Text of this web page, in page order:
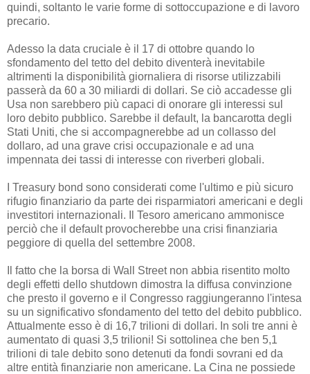
quindi, soltanto le varie forme di sottoccupazione e di lavoro
precario.
Adesso la data cruciale è il 17 di ottobre quando lo
sfondamento del tetto del debito diventerà inevitabile
altrimenti la disponibilità giornaliera di risorse utilizzabili
passerà da 60 a 30 miliardi di dollari. Se ciò accadesse gli
Usa non sarebbero più capaci di onorare gli interessi sul
loro debito pubblico. Sarebbe il default, la bancarotta degli
Stati Uniti, che si accompagnerebbe ad un collasso del
dollaro, ad una grave crisi occupazionale e ad una
impennata dei tassi di interesse con riverberi globali.
I Treasury bond sono considerati come l'ultimo e più sicuro
rifugio finanziario da parte dei risparmiatori americani e degli
investitori internazionali. Il Tesoro americano ammonisce
perciò che il default provocherebbe una crisi finanziaria
peggiore di quella del settembre 2008.
Il fatto che la borsa di Wall Street non abbia risentito molto
degli effetti dello shutdown dimostra la diffusa convinzione
che presto il governo e il Congresso raggiungeranno l'intesa
su un significativo sfondamento del tetto del debito pubblico.
Attualmente esso è di 16,7 trilioni di dollari. In soli tre anni è
aumentato di quasi 3,5 trilioni! Si sottolinea che ben 5,1
trilioni di tale debito sono detenuti da fondi sovrani ed da
altre entità finanziarie non americane. La Cina ne possiede